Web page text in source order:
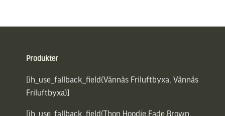
Produkter
[ih_use_fallback_field(Vännäs Friluftbyxa, Vännäs
Friluftbyxa)]
[ih_use_fallback_field(Thon Hoodie Fade Brown,